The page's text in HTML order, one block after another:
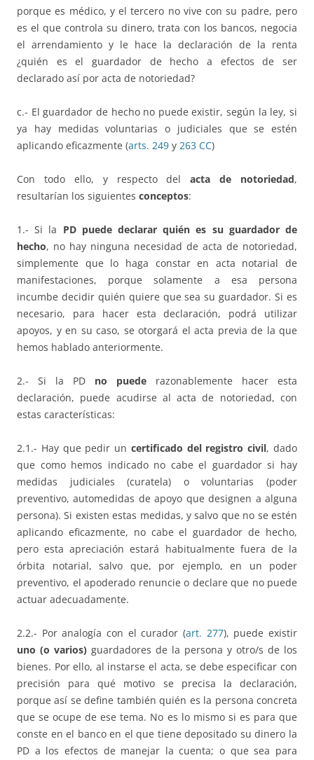
porque es médico, y el tercero no vive con su padre, pero
es el que controla su dinero, trata con los bancos, negocia
el arrendamiento y le hace la declaración de la renta
¿quién es el guardador de hecho a efectos de ser
declarado así por acta de notoriedad?
c.- El guardador de hecho no puede existir, según la ley, si
ya hay medidas voluntarias o judiciales que se estén
aplicando eficazmente (arts. 249 y 263 CC)
Con todo ello, y respecto delacta de notoriedad,
resultarían los siguientes conceptos:
1.- Si la PD puede declarar quién es su guardador de
hecho, no hay ninguna necesidad de acta de notoriedad,
simplemente que lo haga constar en acta notarial de
manifestaciones, porque solamente a esa persona
incumbe decidir quién quiere que sea su guardador. Si es
necesario, para hacer esta declaración, podrá utilizar
apoyos, y en su caso, se otorgará el acta previa de la que
hemos hablado anteriormente.
2.- Si la PD no puede razonablemente hacer esta
declaración, puede acudirse al acta de notoriedad, con
estas características:
2.1.- Hay que pedir un certificado del registro civil, dado
que como hemos indicado no cabe el guardador si hay
medidas judiciales (curatela) o voluntarias (poder
preventivo, automedidas de apoyo que designen a alguna
persona). Si existen estas medidas, y salvo que no se estén
aplicando eficazmente, no cabe el guardador de hecho,
pero esta apreciación estará habitualmente fuera de la
órbita notarial, salvo que, por ejemplo, en un poder
preventivo, el apoderado renuncie o declare que no puede
actuar adecuadamente.
2.2.- Por analogía con el curador (art. 277), puede existir
uno (o varios) guardadores de la persona y otro/s de los
bienes. Por ello, al instarse el acta, se debe especificar con
precisión para qué motivo se precisa la declaración,
porque así se define también quién es la persona concreta
que se ocupe de ese tema. No es lo mismo si es para que
conste en el banco en el que tiene depositado su dinero la
PD a los efectos de manejar la cuenta; o que sea para